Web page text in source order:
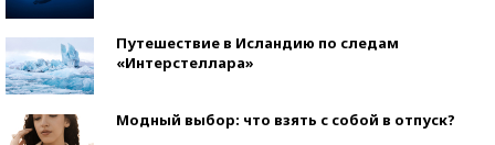
Путешествие в Исландию по следам
«Интерстеллара»
Модный выбор: что взять с собой в отпуск?